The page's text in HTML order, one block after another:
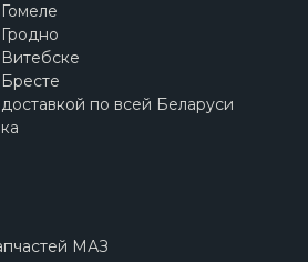
по всей Беларуси
МАЗ